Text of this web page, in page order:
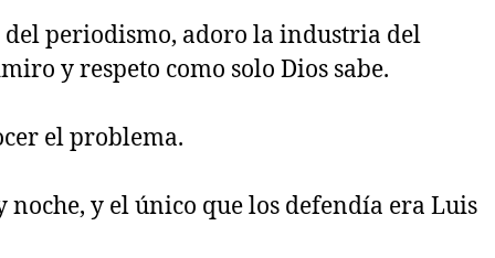
a
la
prensa
del periodismo, adoro la industria del
y respeto como solo Dios sabe.
el problema.
y el único que los defendía era Luis